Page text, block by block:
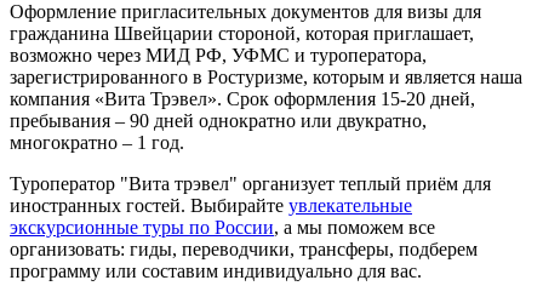
Оформление пригласительных документов для визы для
гражданина Швейцарии стороной, которая приглашает,
возможно через МИД РФ, УФМС и туроператора,
зарегистрированного в Ростуризме, которым и является наша
компания «Вита Трэвел». Срок оформления 15-20 дней,
пребывания – 90 дней однократно или двукратно,
многократно – 1 год.
Туроператор "Вита трэвел" организует теплый приём для
иностранных гостей. Выбирайте увлекательные
экскурсионные туры по России, а мы поможем все
организовать: гиды, переводчики, трансферы, подберем
программу или составим индивидуально для вас.